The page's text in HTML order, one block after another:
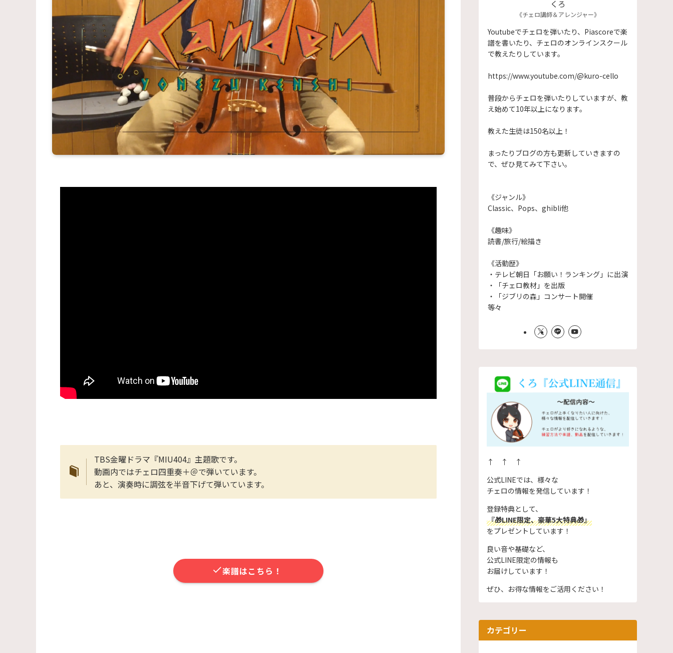
TBS金曜ドラマ『MIU404』主題歌です。
動画内ではチェロ四重奏＋＠で弾いています。
あと、演奏時に調弦を半音下げて弾いています。
楽譜はこちら！
くろ
《チェロ講師＆アレンジャー》
Youtubeでチェロを弾いたり、Piascoreで楽
譜を書いたり、チェロのオンラインスクール
で教えたりしています。
https://www.youtube.com/@kuro-cello
普段からチェロを弾いたりしていますが、教
え始めて10年以上になります。
​教えた生徒は150名以上！
まったりブログの方も更新していきますの
で、ぜひ見てみて下さい。
《ジャンル》
Classic、Pops、ghibli他
《趣味》
読書/旅行/絵描き
《活動歴》
・テレビ朝日「お願い！ランキング」に出演
・「チェロ教材」を出版
・「ジブリの森」コンサート開催
等々
↑ ↑ ↑
公式LINEでは、様々な
チェロの情報を発信しています！
登録特典として、
『🎁LINE限定、豪華5大特典🎁』
をプレゼントしています！
良い音や基礎など、
公式LINE限定の情報も
お届けしています！
ぜひ、お得な情報をご活用ください！
カテゴリー